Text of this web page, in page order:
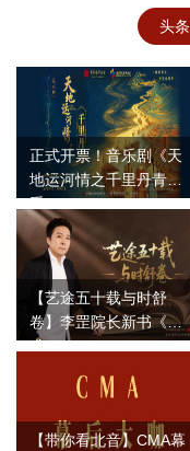
头条
正式开票！音乐剧《天
地运河情之千里丹青》
重…
【艺途五十载与时舒
卷】李罡院长新书《艺
术·…
【带你看北音】CMA幕